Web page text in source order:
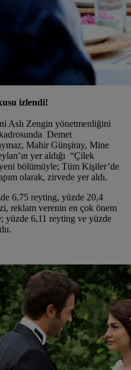
izlendi!
Aslı Zengin yönetmenliğini
Demet
Mahir Günşiray, Mine
yer aldığı “Çilek
bölümüyle; Tüm Kişiler’de
olarak, zirvede yer aldı.
6,75 reyting, yüzde 20,4
reklam verenin en çok önem
yüzde 6,11 reyting ve yüzde